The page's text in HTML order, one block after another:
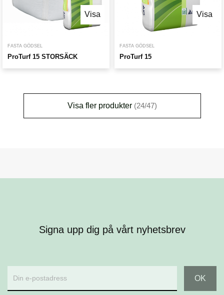
Visa
FASTA GÖDSEL
ProTurf 15 STORSÄCK
Visa
FASTA GÖDSEL
ProTurf 15
Visa fler produkter (24/47)
Signa upp dig på vårt nyhetsbrev